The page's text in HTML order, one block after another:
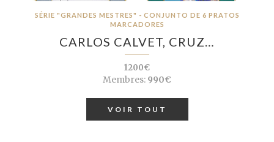
SÉRIE "GRANDES MESTRES" - CONJUNTO DE 6 PRATOS
MARCADORES
CARLOS CALVET, CRUZ…
1200€
Membres: 990€
VOIR TOUT